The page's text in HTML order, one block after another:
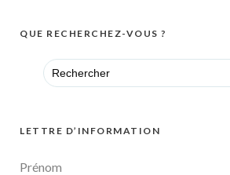
QUE RECHERCHEZ-VOUS ?
Search
for:
LETTRE D’INFORMATION
Prénom